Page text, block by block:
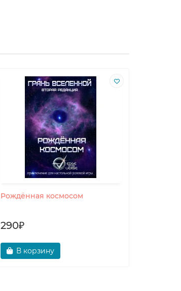
Рождённая космосом
290₽
В корзину